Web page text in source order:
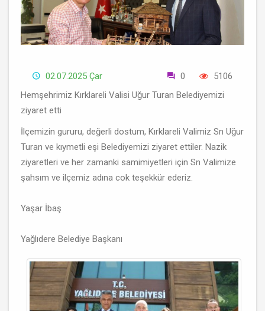
02.07.2025 Çar 0
5106
Hemşehrimiz Kırklareli Valisi Uğur Turan Belediyemizi
ziyaret etti
İlçemizin gururu, değerli dostum, Kırklareli Valimiz Sn Uğur
Turan ve kıymetli eşi Belediyemizi ziyaret ettiler. Nazik
ziyaretleri ve her zamanki samimiyetleri için Sn Valimize
şahsım ve ilçemiz adına cok teşekkür ederiz.
Yaşar İbaş
Yağlıdere Belediye Başkanı